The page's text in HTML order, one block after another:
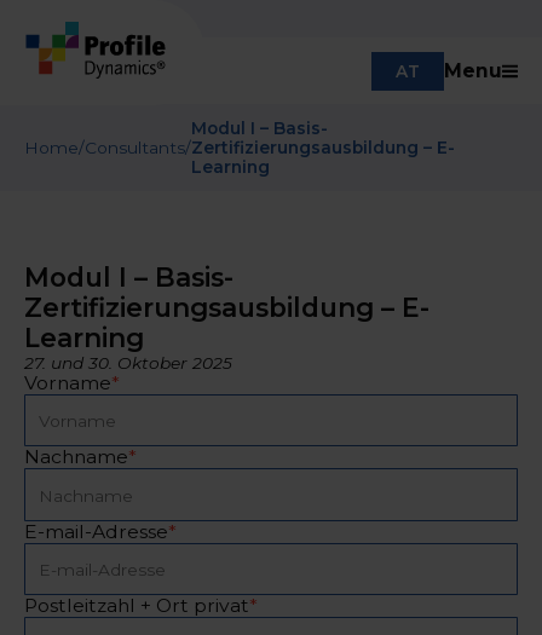
AT Menu
Home/Consultants/
Modul I – Basis-
Zertifizierungsausbildung – E-
Learning
Modul I – Basis-
Zertifizierungsausbildung – E-
Learning
27. und 30. Oktober 2025
Vorname*
Nachname*
E-mail-Adresse*
Postleitzahl + Ort privat*